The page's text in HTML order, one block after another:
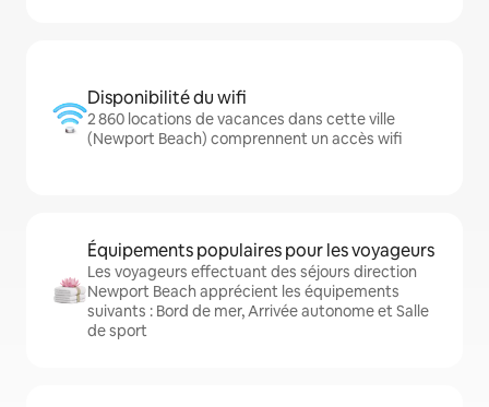
Disponibilité du wifi
2 860 locations de vacances dans cette ville
(Newport Beach) comprennent un accès wifi
Équipements populaires pour les voyageurs
Les voyageurs effectuant des séjours direction
Newport Beach apprécient les équipements
suivants : Bord de mer, Arrivée autonome et Salle
de sport